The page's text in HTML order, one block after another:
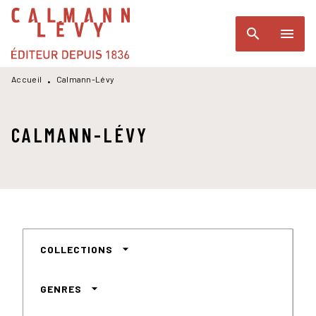
MENU RECHERCHE
PIED DE PAGE
search menu
Accueil • Calmann-Lévy
CALMANN-LÉVY
COLLECTIONS arrow_drop_down
GENRES arrow_drop_down